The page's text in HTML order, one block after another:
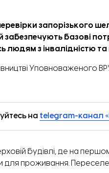
запорізького
базові
з інвалідністю та
Уповноваженого
на telegram-канал
будівлі, де на
для проживання.